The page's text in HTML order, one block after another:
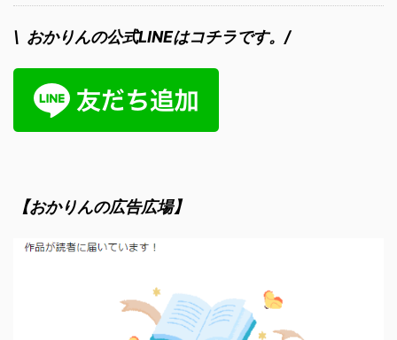
\ おかりんの公式LINEはコチラです。/
【おかりんの広告広場】